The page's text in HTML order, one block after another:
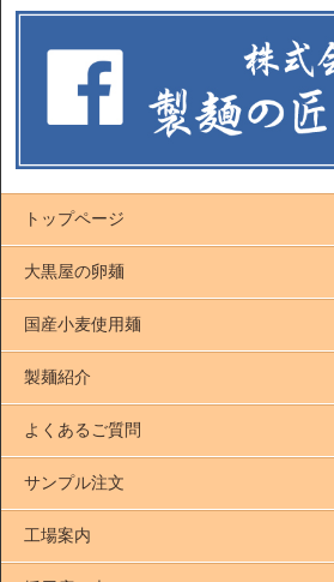
トップページ
大黒屋の卵麺
国産小麦使用麺
製麺紹介
よくあるご質問
サンプル注文
工場案内